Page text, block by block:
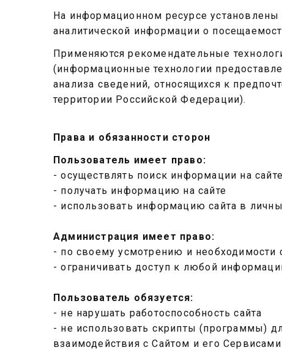
На информационном ресурсе
аналитической информации о
Применяются рекомендательные
(информационные технологии
анализа сведений, относящихся к
территории Российской Федерации).
Права и обязанности сторон
Пользователь имеет право:
- осуществлять поиск информации на сайте
- получать информацию на сайте
- использовать информацию сайта в
Администрация имеет право:
- по своему усмотрению и необходимости
- ограничивать доступ к любой
Пользователь обязуется:
- не нарушать работоспособность сайта
- не использовать скрипты (программы)
взаимодействия с Сайтом и его Сервисами